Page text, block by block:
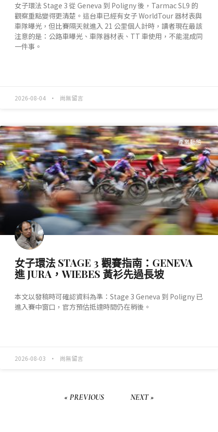
女子環法 Stage 3 從 Geneva 到 Poligny 後，Tarmac SL9 的
觀察重點變得更清楚。這台車已經有女子 WorldTour 器材表與
車隊曝光，但比賽隔天就進入 21 公里個人計時，讀者現在最該
注意的是：公路車曝光、車隊器材表、TT 車使用，不能混成同
一件事。
2026-08-04 尚無留言
產業動態
女子環法 STAGE 3 觀賽指南：GENEVA
進 JURA，WIEBES 黃衫先過長坡
本文以發稿時可確認資料為準：Stage 3 Geneva 到 Poligny 已
進入賽中窗口，官方預估抵達時間仍在稍後。
2026-08-03 尚無留言
« PREVIOUS NEXT »